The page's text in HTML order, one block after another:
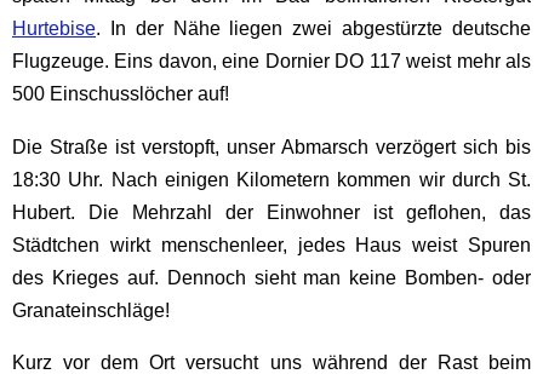
Hurtebise. In der Nähe liegen zwei abgestürzte deutsche
Flugzeuge. Eins davon, eine Dornier DO 117 weist mehr als
500 Einschusslöcher auf!
Die Straße ist verstopft, unser Abmarsch verzögert sich bis
18:30 Uhr. Nach einigen Kilometern kommen wir durch St.
Hubert. Die Mehrzahl der Einwohner ist geflohen, das
Städtchen wirkt menschenleer, jedes Haus weist Spuren
des Krieges auf. Dennoch sieht man keine Bomben- oder
Granateinschläge!
Kurz vor dem Ort versucht uns während der Rast beim